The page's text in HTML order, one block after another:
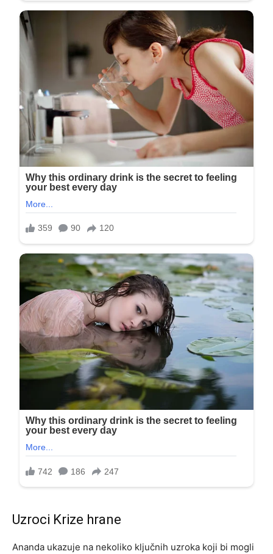
Uzroci Krize hrane
Ananda ukazuje na nekoliko ključnih uzroka koji bi mogli